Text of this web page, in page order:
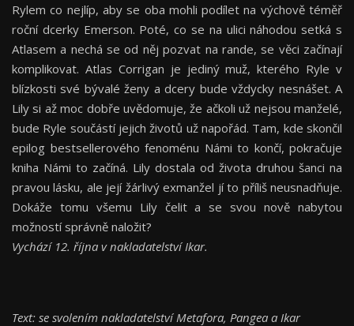
Rylem co nejlíp, aby se oba mohli podílet na výchově téměř
roční dcerky Emerson. Poté, co se na ulici náhodou setká s
Atlasem a nechá se od něj pozvat na rande, se věci začínají
komplikovat. Atlas Corrigan je jediný muž, kterého Ryle v
blízkosti své bývalé ženy a dcery bude vždycky nesnášet. A
Lily si až moc dobře uvědomuje, že ačkoli už nejsou manželé,
bude Ryle součástí jejich životů už napořád. Tam, kde skončil
epilog bestsellerového fenoménu Námi to končí, pokračuje
kniha Námi to začíná. Lily dostala od života druhou šanci na
pravou lásku, ale její žárlivý exmanžel jí to příliš neusnadňuje.
Dokáže tomu všemu Lily čelit a se svou nově nabytou
možností správně naložit?
Vychází 12. října v nakladatelství Ikar.
Text: se svolením nakladatelství Metafora, Pangea a Ikar